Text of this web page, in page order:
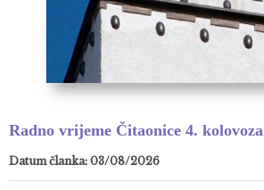
Radno vrijeme Čitaonice 4. kolovoza
Datum članka: 03/08/2026